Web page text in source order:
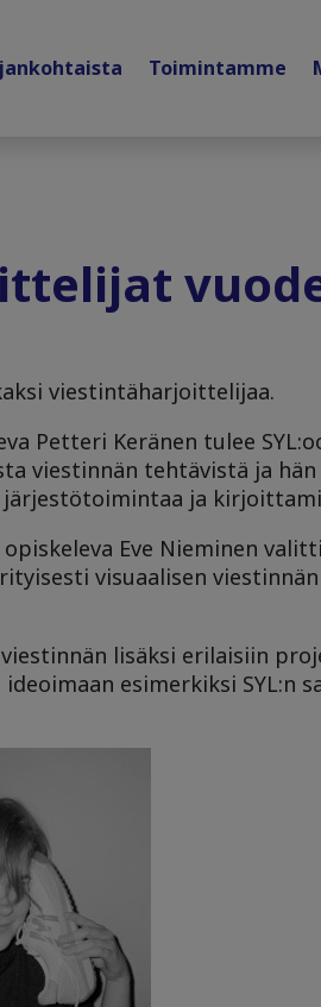
Toimintamme
viestintäharjoittelijaa.
Petteri Keränen tulee
viestinnän tehtävistä ja
järjestötoimintaa ja
Eve Nieminen
visuaalisen
lisäksi erilaisiin
esimerkiksi SYL:n